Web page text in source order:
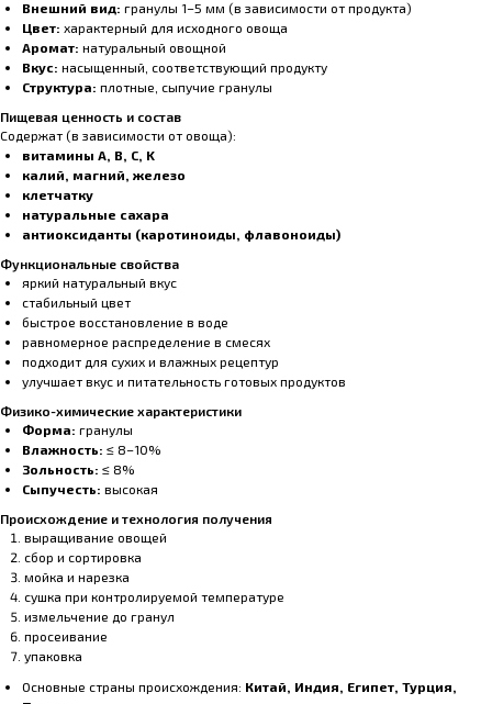
Внешний вид: гранулы 1–5 мм (в зависимости от продукта)
Цвет: характерный для исходного овоща
Аромат: натуральный овощной
Вкус: насыщенный, соответствующий продукту
Структура: плотные, сыпучие гранулы
Пищевая ценность и состав
Содержат (в зависимости от овоща):
витамины A, B, C, K
калий, магний, железо
клетчатку
натуральные сахара
антиоксиданты (каротиноиды, флавоноиды)
Функциональные свойства
яркий натуральный вкус
стабильный цвет
быстрое восстановление в воде
равномерное распределение в смесях
подходит для сухих и влажных рецептур
улучшает вкус и питательность готовых продуктов
Физико-химические характеристики
Форма: гранулы
Влажность: ≤ 8–10%
Зольность: ≤ 8%
Сыпучесть: высокая
Происхождение и технология получения
выращивание овощей
сбор и сортировка
мойка и нарезка
сушка при контролируемой температуре
измельчение до гранул
просеивание
упаковка
Основные страны происхождения: Китай, Индия, Египет, Турция,